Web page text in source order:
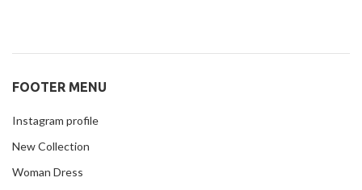
FOOTER MENU
Instagram profile
New Collection
Woman Dress